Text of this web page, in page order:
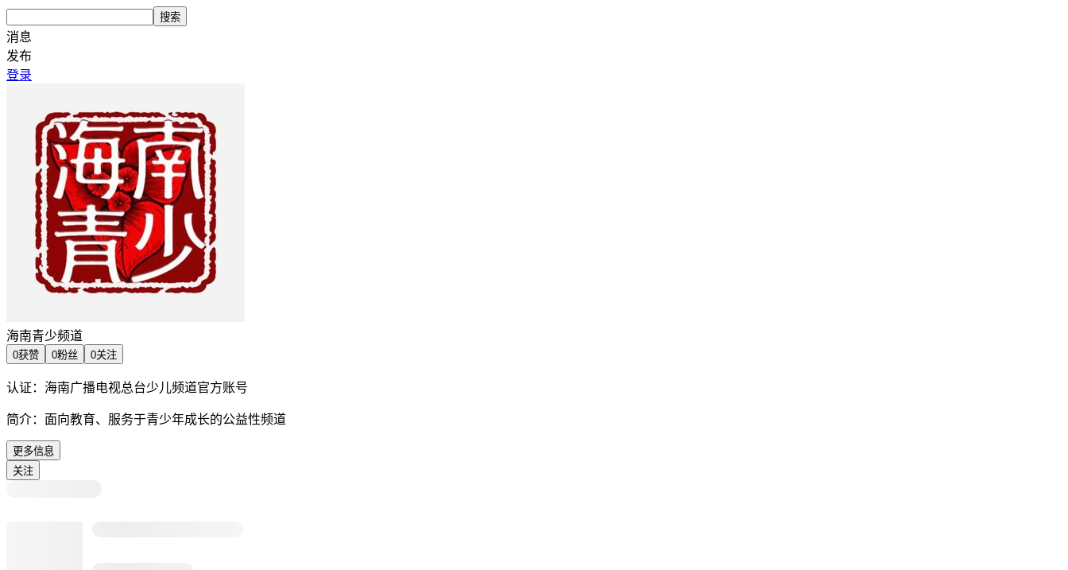
搜索
消息
发布
登录
海南青少频道
0获赞 0粉丝 0关注
认证： 海南广播电视总台少儿频道官方账号
简介： 面向教育、服务于青少年成长的公益性频道
更多信息
关注